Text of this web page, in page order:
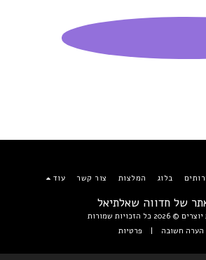
של חדווה שאלתיאל
2026 כל הזכויות שמורות
הערה חשובה | פרטיות
בלוג המלצות צור קשר עוד